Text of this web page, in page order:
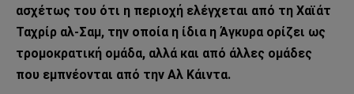
ασχέτως του ότι η περιοχή ελέγχεται από τη Χαϊάτ
Ταχρίρ αλ-Σαμ, την οποία η ίδια η Άγκυρα ορίζει ως
τρομοκρατική ομάδα, αλλά και από άλλες ομάδες
που εμπνέονται από την Αλ Κάιντα.